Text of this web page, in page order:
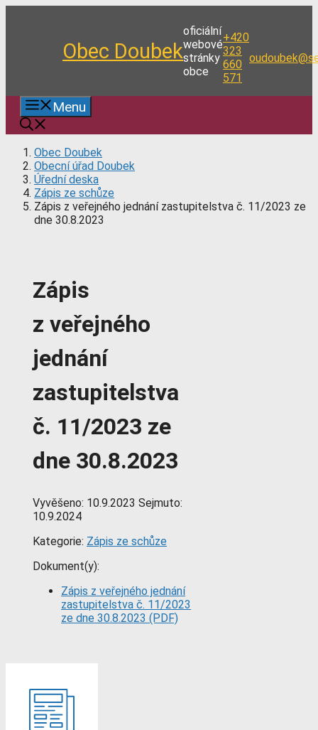
Obec Doubek
oficiální
webové
stránky
obce
+420
323
660
571
Menu
Obec Doubek
Obecní úřad Doubek
Úřední deska
Zápis ze schůze
Zápis z veřejného jednání zastupitelstva č. 11/2023 ze
dne 30.8.2023
Zápis
z veřejného
jednání
zastupitelstva
č. 11/2023 ze
dne 30.8.2023
Vyvěšeno: 10.9.2023 Sejmuto:
10.9.2024
Kategorie: Zápis ze schůze
Dokument(y):
Zápis z veřejného jednání
zastupitelstva č. 11/2023
ze dne 30.8.2023 (PDF)